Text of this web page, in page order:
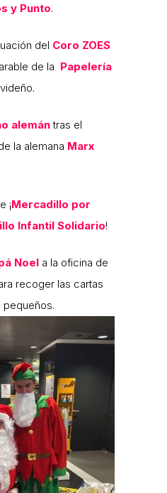
y Punto.
del Coro ZOES
de la Papelería
alemántras el
la alemana Marx
¡Mercadillo por
Infantil Solidario!
Noel a la oficina de
recoger las cartas
pequeños.